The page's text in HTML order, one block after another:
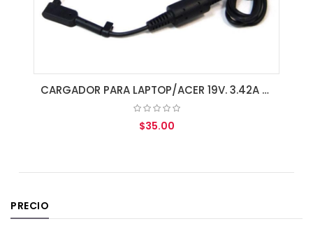
CARGADOR PARA LAPTOP/ACER 19V. 3.42A 65W 3.0*1.0MM(32)
$35.00
PRECIO